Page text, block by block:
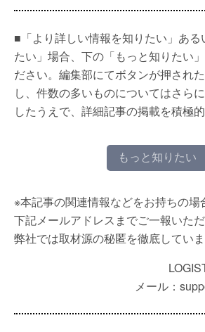
■「より詳しい情報を知りたい」ある
たい」場合、下の「もっと知りたい
ださい。編集部にてボタンが押され
し、件数の多いものについてはさら
したうえで、詳細記事の掲載を積極的
もっと知りたい
※本記事の関連情報などをお持ちの場
下記メールアドレスまでご一報いただ
弊社では取材源の秘匿を徹底していま
メール：